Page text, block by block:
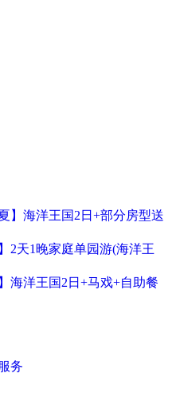
】海洋王国2日+部分房型送
2天1晚家庭单园游(海洋王
海洋王国2日+马戏+自助餐
务